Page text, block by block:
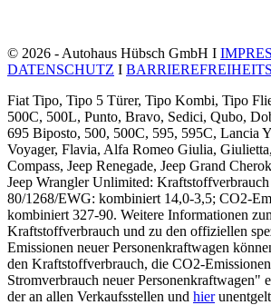
© 2026 - Autohaus Hübsch GmbH I
DATENSCHUTZ I
Fiat Tipo, Tipo 5 Türer, Tipo Kombi, Tipo
500C, 500L, Punto, Bravo, Sedici, Qubo,
695 Biposto, 500, 500C, 595, 595C, Lancia
Voyager, Flavia, Alfa Romeo Giulia,
Compass, Jeep Renegade, Jeep Grand
Jeep Wrangler Unlimited:
80/1268/EWG: kombiniert 14,0-3,5; CO2-
kombiniert 327-90. Weitere Informationen
Kraftstoffverbrauch und zu den offiziellen
Emissionen neuer Personenkraftwagen
den Kraftstoffverbrauch, die CO2-
Stromverbrauch neuer Personenkraftwagen"
der an allen Verkaufsstellen und hier